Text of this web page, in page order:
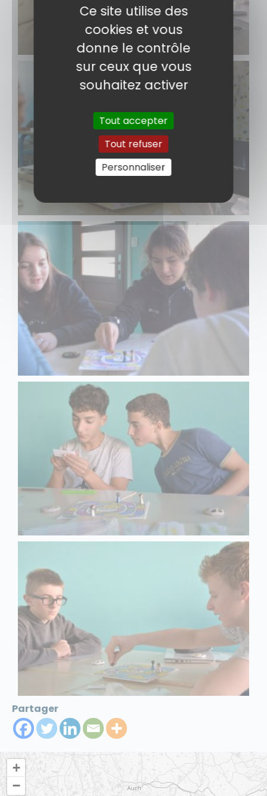
Partager
+
−
Ce site utilise des
cookies et vous
donne le contrôle
sur ceux que vous
souhaitez activer
Tout accepter
Tout refuser
Personnaliser